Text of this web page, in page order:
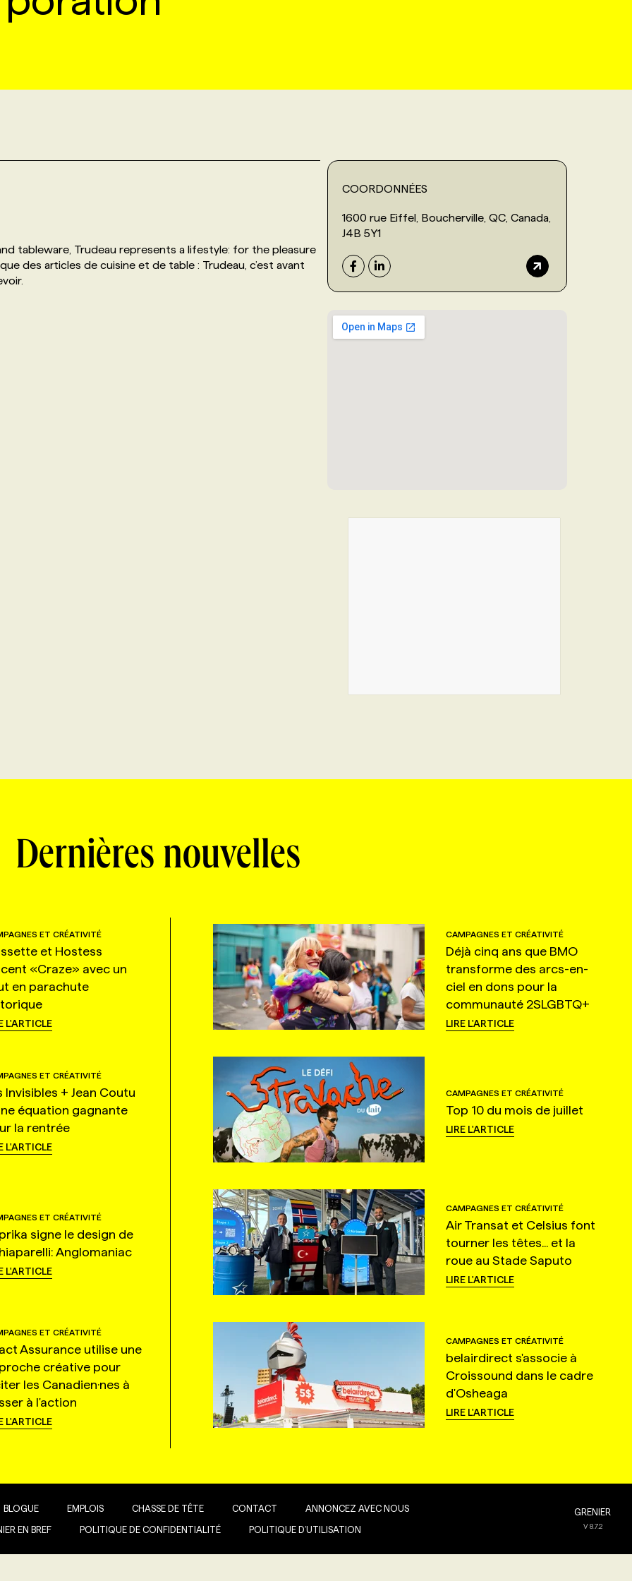
tableware, Trudeau represents a lifestyle: for the pleasure
des articles de cuisine et de table : Trudeau, c’est avant
COORDONNÉES
1600 rue Eiffel, Boucherville, QC, Canada,
J4B 5Y1
Dernières nouvelles
ET CRÉATIVITÉ
et Hostess
«Craze» avec un
en parachute
L'ARTICLE
CAMPAGNES ET CRÉATIVITÉ
Déjà cinq ans que BMO
transforme des arcs-en-
ciel en dons pour la
communauté 2SLGBTQ+
LIRE L'ARTICLE
ET CRÉATIVITÉ
Invisibles + Jean Coutu
équation gagnante
la rentrée
L'ARTICLE
CAMPAGNES ET CRÉATIVITÉ
Top 10 du mois de juillet
LIRE L'ARTICLE
ET CRÉATIVITÉ
signe le design de
Anglomaniac
L'ARTICLE
CAMPAGNES ET CRÉATIVITÉ
Air Transat et Celsius font
tourner les têtes... et la
roue au Stade Saputo
LIRE L'ARTICLE
ET CRÉATIVITÉ
Assurance utilise une
créative pour
les Canadien·nes à
à l'action
L'ARTICLE
CAMPAGNES ET CRÉATIVITÉ
belairdirect s'associe à
Croissound dans le cadre
d'Osheaga
LIRE L'ARTICLE
BLOGUE EMPLOIS CHASSE DE TÊTE CONTACT ANNONCEZ AVEC NOUS
EN BREF POLITIQUE DE CONFIDENTIALITÉ POLITIQUE D’UTILISATION
GRENIER
V8.7.2